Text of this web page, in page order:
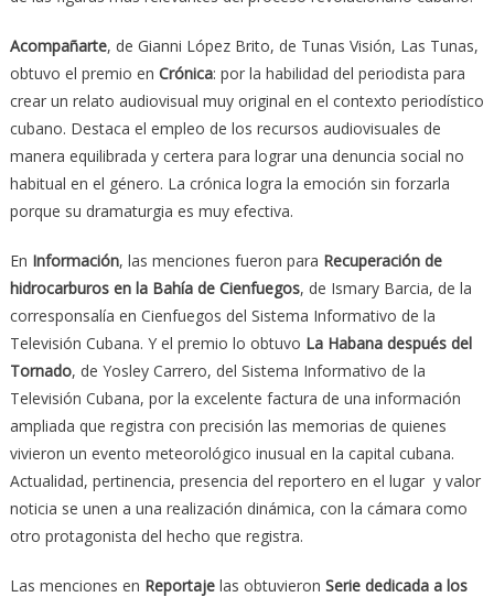
Acompañarte, de Gianni López Brito, de Tunas Visión, Las Tunas,
obtuvo el premio en Crónica: por la habilidad del periodista para
crear un relato audiovisual muy original en el contexto periodístico
cubano. Destaca el empleo de los recursos audiovisuales de
manera equilibrada y certera para lograr una denuncia social no
habitual en el género. La crónica logra la emoción sin forzarla
porque su dramaturgia es muy efectiva.
En Información, las menciones fueron para Recuperación de
hidrocarburos en la Bahía de Cienfuegos, de Ismary Barcia, de la
corresponsalía en Cienfuegos del Sistema Informativo de la
Televisión Cubana. Y el premio lo obtuvo La Habana después del
Tornado, de Yosley Carrero, del Sistema Informativo de la
Televisión Cubana, por la excelente factura de una información
ampliada que registra con precisión las memorias de quienes
vivieron un evento meteorológico inusual en la capital cubana.
Actualidad, pertinencia, presencia del reportero en el lugar y valor
noticia se unen a una realización dinámica, con la cámara como
otro protagonista del hecho que registra.
Las menciones en Reportajelas obtuvieron Serie dedicada a los